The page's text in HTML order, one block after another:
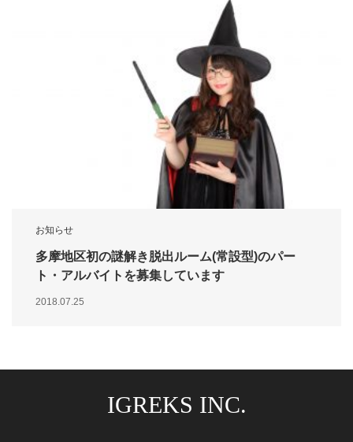
お知らせ
多摩地区初の謎解き脱出ルーム(常設型)のパー
ト・アルバイトを募集しています
2018.07.25
IGREKS INC.